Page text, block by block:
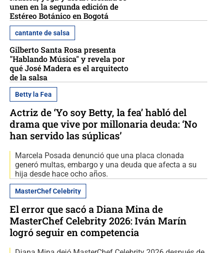
unen en la segunda edición de
Estéreo Botánico en Bogotá
cantante de salsa
Gilberto Santa Rosa presenta
"Hablando Música" y revela por
qué José Madera es el arquitecto
de la salsa
Betty la Fea
Actriz de ‘Yo soy Betty, la fea’ habló del
drama que vive por millonaria deuda: ‘No
han servido las súplicas’
Marcela Posada denunció que una placa clonada
generó multas, embargo y una deuda que afecta a su
hija desde hace ocho años.
MasterChef Celebrity
El error que sacó a Diana Mina de
MasterChef Celebrity 2026: Iván Marín
logró seguir en competencia